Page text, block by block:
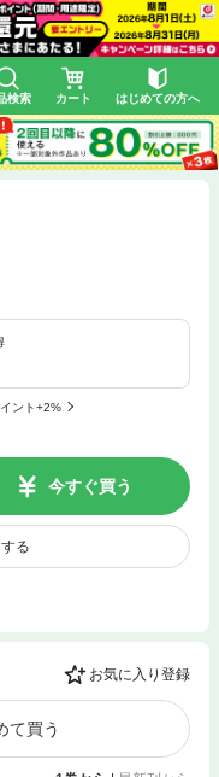
検索 カート はじめての方へ
ント+2%
今すぐ買う
る
お気に入り登録
て買う